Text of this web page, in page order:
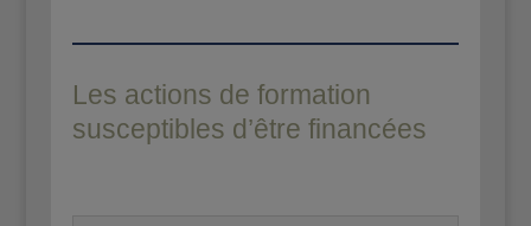
Les actions de formation
susceptibles d’être financées